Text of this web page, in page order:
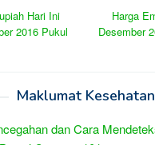
Hari Ini
2016 Pukul
Harga
Desember
Maklumat Kesehatan
dan Cara